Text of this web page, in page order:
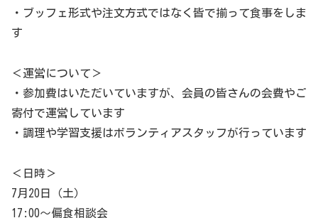
・ブッフェ形式や注文方式ではなく皆で揃って食事をしま
す
＜運営について＞
・参加費はいただいていますが、会員の皆さんの会費やご
寄付で運営しています
・調理や学習支援はボランティアスタッフが行っています
＜日時＞
7月20日（土）
17:00〜偏食相談会